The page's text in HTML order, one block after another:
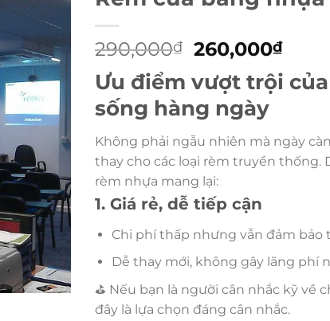
290,000₫
Giá
là:
290,000₫.
260,000₫Giá
hiện
tại
Ưu điểm vượt trội
sống hàng ngày
Không phải ngẫu nhiên mà ngày
thay cho các loại rèm truyền thống.
rèm nhựa mang lại:
1. Giá rẻ, dễ tiếp cận
Chi phí thấp nhưng vẫn đảm
Dễ thay mới, không gây lãng phí
⛳ Nếu bạn là người cân nhắc kỹ về
đây là lựa chọn đáng cân nhắc.